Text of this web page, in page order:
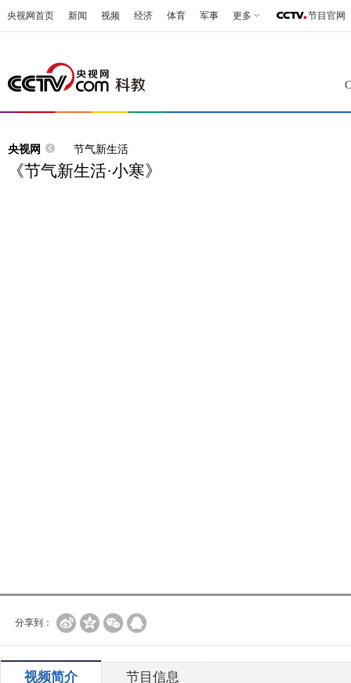
央视网首页 新闻 视频 经济 体育 军事 更多 节目官网
央视网 节气新生活
《节气新生活·小寒》
分享到：
视频简介 节目信息